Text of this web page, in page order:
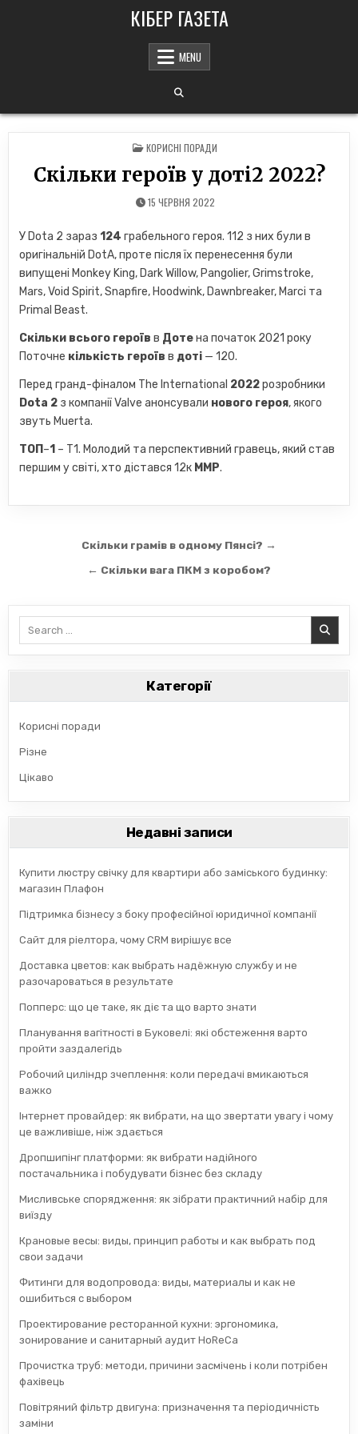
КІБЕР ГАЗЕТА
MENU
POSTED
IN
КОРИСНІ ПОРАДИ
Скільки героїв у доті2 2022?
15 ЧЕРВНЯ 2022
У Dota 2 зараз124 грабельного героя. 112 з них були в
оригінальній DotA, проте після їх перенесення були
випущені Monkey King, Dark Willow, Pangolier, Grimstroke,
Mars, Void Spirit, Snapfire, Hoodwink, Dawnbreaker, Marci та
Primal Beast.
Скільки всього героїв в Дотена початок 2021 року
Поточне кількість героїв в доті — 120.
Перед гранд-фіналом The International 2022розробники
Dota 2 з компанії Valve анонсували нового героя, якого
звуть Muerta.
ТОП –1 – T1. Молодий та перспективний гравець, який став
першим у світі, хто дістався 12к ММР.
Навігація
записів
Скільки грамів в одному Пянсі? →
← Скільки вага ПКМ з коробом?
Категорії
Корисні поради
Різне
Цікаво
Недавні записи
Купити люстру свічку для квартири або заміського будинку:
магазин Плафон
Підтримка бізнесу з боку професійної юридичної компанії
Сайт для ріелтора, чому CRM вирішує все
Доставка цветов: как выбрать надёжную службу и не
разочароваться в результате
Попперс: що це таке, як діє та що варто знати
Планування вагітності в Буковелі: які обстеження варто
пройти заздалегідь
Робочий циліндр зчеплення: коли передачі вмикаються
важко
Інтернет провайдер: як вибрати, на що звертати увагу і чому
це важливіше, ніж здається
Дропшипінг платформи: як вибрати надійного
постачальника і побудувати бізнес без складу
Мисливське спорядження: як зібрати практичний набір для
виїзду
Крановые весы: виды, принцип работы и как выбрать под
свои задачи
Фитинги для водопровода: виды, материалы и как не
ошибиться с выбором
Проектирование ресторанной кухни: эргономика,
зонирование и санитарный аудит HoReCa
Прочистка труб: методи, причини засмічень і коли потрібен
фахівець
Повітряний фільтр двигуна: призначення та періодичність
заміни